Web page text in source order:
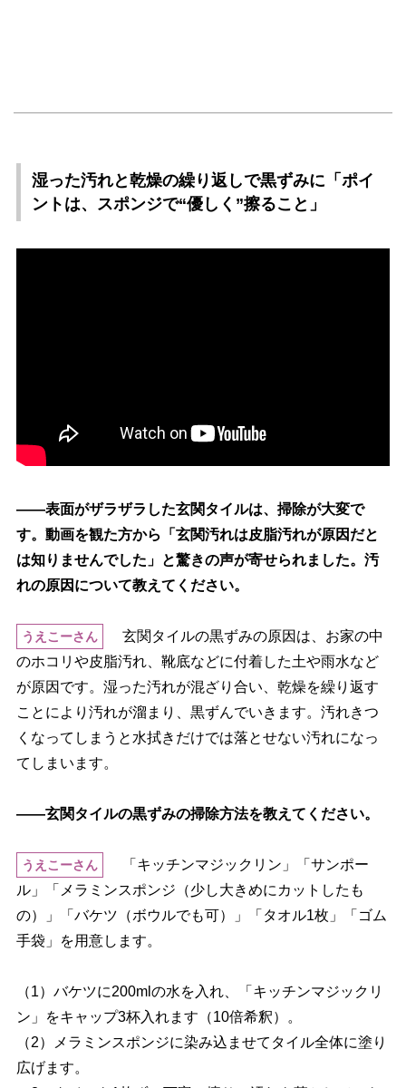
湿った汚れと乾燥の繰り返しで黒ずみに「ポイ
ントは、スポンジで“優しく”擦ること」
――表面がザラザラした玄関タイルは、掃除が大変で
す。動画を観た方から「玄関汚れは皮脂汚れが原因だと
は知りませんでした」と驚きの声が寄せられました。汚
れの原因について教えてください。
うえこーさん
玄関タイルの黒ずみの原因は、お家の中
のホコリや皮脂汚れ、靴底などに付着した土や雨水など
が原因です。湿った汚れが混ざり合い、乾燥を繰り返す
ことにより汚れが溜まり、黒ずんでいきます。汚れきつ
くなってしまうと水拭きだけでは落とせない汚れになっ
てしまいます。
――玄関タイルの黒ずみの掃除方法を教えてください。
うえこーさん
「キッチンマジックリン」「サンポー
ル」「メラミンスポンジ（少し大きめにカットしたも
の）」「バケツ（ボウルでも可）」「タオル1枚」「ゴム
手袋」を用意します。
（1）バケツに200mlの水を入れ、「キッチンマジックリ
ン」をキャップ3杯入れます（10倍希釈）。
（2）メラミンスポンジに染み込ませてタイル全体に塗り
広げます。